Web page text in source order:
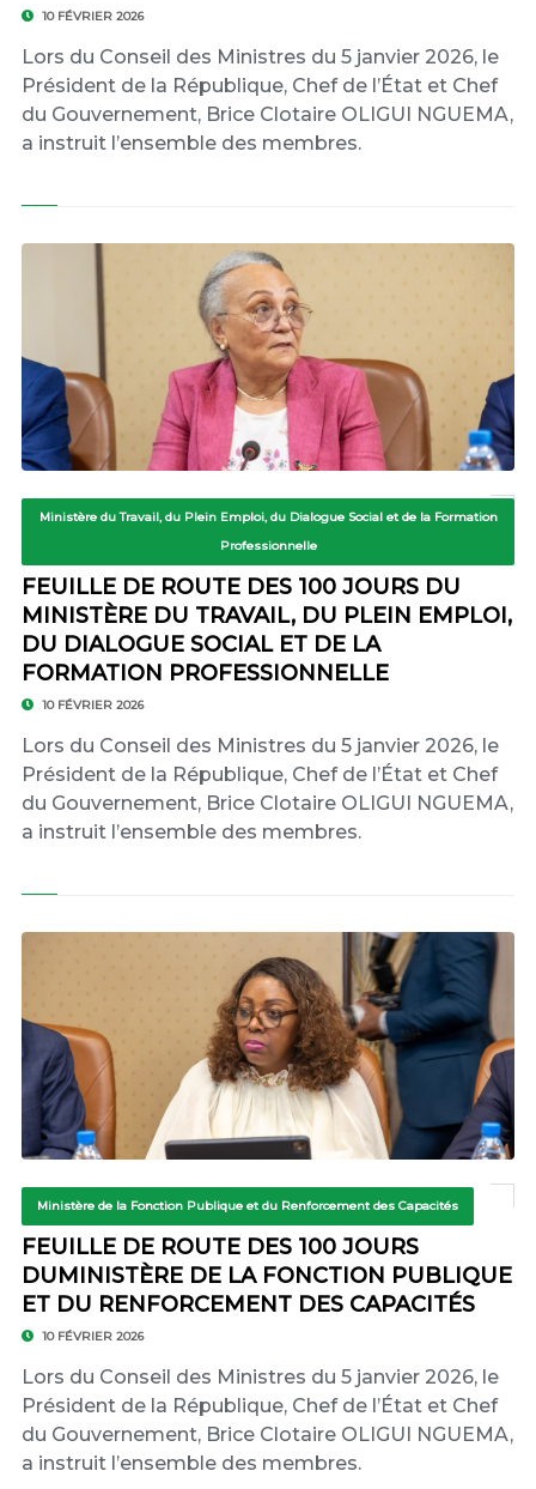
10 FÉVRIER 2026
Lors du Conseil des Ministres du 5 janvier 2026, le
Président de la République, Chef de l’État et Chef
du Gouvernement, Brice Clotaire OLIGUI NGUEMA,
a instruit l’ensemble des membres.
Ministère du Travail, du Plein Emploi, du Dialogue Social et de la Formation
Professionnelle
FEUILLE DE ROUTE DES 100 JOURS DU
MINISTÈRE DU TRAVAIL, DU PLEIN EMPLOI,
DU DIALOGUE SOCIAL ET DE LA
FORMATION PROFESSIONNELLE
10 FÉVRIER 2026
Lors du Conseil des Ministres du 5 janvier 2026, le
Président de la République, Chef de l’État et Chef
du Gouvernement, Brice Clotaire OLIGUI NGUEMA,
a instruit l’ensemble des membres.
Ministère de la Fonction Publique et du Renforcement des Capacités
FEUILLE DE ROUTE DES 100 JOURS
DUMINISTÈRE DE LA FONCTION PUBLIQUE
ET DU RENFORCEMENT DES CAPACITÉS
10 FÉVRIER 2026
Lors du Conseil des Ministres du 5 janvier 2026, le
Président de la République, Chef de l’État et Chef
du Gouvernement, Brice Clotaire OLIGUI NGUEMA,
a instruit l’ensemble des membres.